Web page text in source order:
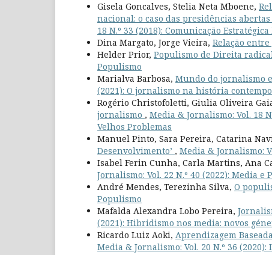
Gisela Goncalves, Stelia Neta Mboene,
nacional: o caso das presidências
18 N.º 33 (2018): Comunicação
Dina Margato, Jorge Vieira, Relação
Helder Prior, Populismo de Direita
Populismo
Marialva Barbosa, Mundo do jornalismo
(2021): O jornalismo na história
Rogério Christofoletti, Giulia Oliveira
jornalismo , Media & Jornalismo: Vol. 18
Velhos Problemas
Manuel Pinto, Sara Pereira, Catarina
Desenvolvimento’ , Media & Jornalismo:
Isabel Ferin Cunha, Carla Martins, Ana
Jornalismo: Vol. 22 N.º 40 (2022): Media e
André Mendes, Terezinha Silva, O
Populismo
Mafalda Alexandra Lobo Pereira,
(2021): Hibridismo nos media: novos
Ricardo Luiz Aoki, Aprendizagem
Media & Jornalismo: Vol. 20 N.º 36